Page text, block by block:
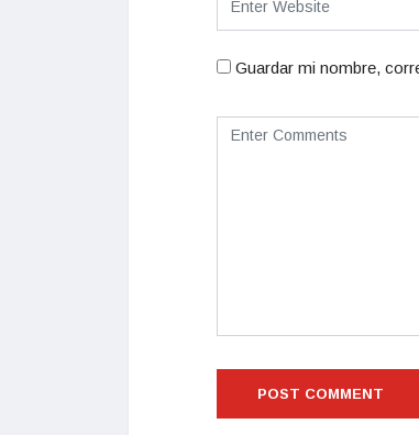
Guardar mi nombre,